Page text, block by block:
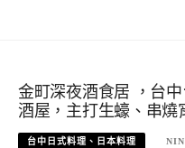
金町深夜酒食居 ，台
酒屋，主打生蠔、串燒
台中日式料理、日本料理